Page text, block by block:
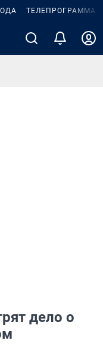
ТЕЛЕПРОГРАММА
дело о